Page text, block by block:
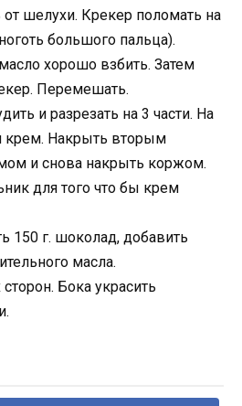
от шелухи. Крекер поломать на
большого пальца).
хорошо взбить. Затем
Перемешать.
и разрезать на 3 части. На
крем. Накрыть вторым
и снова накрыть коржом.
для того что бы крем
150 г. шоколад, добавить
масла.
Бока украсить